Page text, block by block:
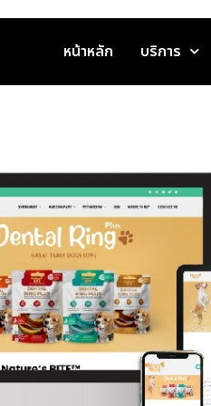
หน้าหลัก บริการ